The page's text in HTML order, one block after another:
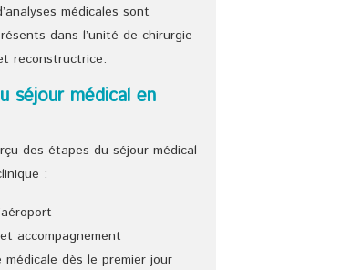
médicales sont
dans l’unité de chirurgie
reconstructrice.
séjour médical en
des étapes du séjour médical
:
accompagnement
médicale dès le premier jour